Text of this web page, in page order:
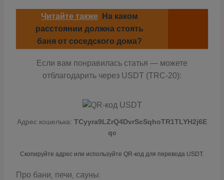
Читайте также
На каком
расстоянии должна стоять
баня от соседского дома?
Если вам понравилась статья — можете
отблагодарить через USDT (TRC-20):
Адрес кошелька: TCyyra9LZrQ4DvrScSqhoTR1TLYH2j6E
qc
Скопируйте адрес или используйте QR-код для перевода USDT.
Про бани, печи, сауны: